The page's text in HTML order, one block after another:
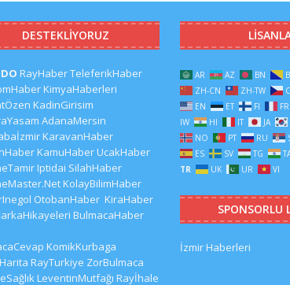
DESTEKLIYORUZ
RayHaberTeleferikHaber
KimyaHaberleri
KadinGirisim
AdanaMersin
KaravanHaber
KamuHaberUcakHaber
Iptidai SilahHaber
KolayBilimHaber
OtobanHaber KiraHaber
BulmacaHaber
KomikKurbaga
RayTurkiye ZorBulmaca
LeventinMutfağı Rayİhale
AR AZ BN
ZH-CN
ZH-TW
EN
ET FI FR
IW
HI IT JA
NO
PT RU
ES
SV TG
TR
UK UR VI
SPONSORLU
İzmir Haberleri